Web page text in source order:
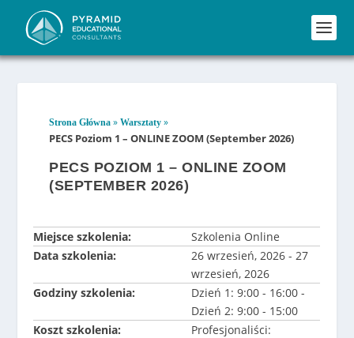
Strona Główna »Warsztaty »
PECS Poziom 1 – ONLINE ZOOM (September 2026)
PECS POZIOM 1 – ONLINE ZOOM
(SEPTEMBER 2026)
Miejsce szkolenia:
Szkolenia Online
Data szkolenia:
26 wrzesień, 2026 - 27
wrzesień, 2026
Godziny szkolenia:
Dzień 1: 9:00 - 16:00 -
Dzień 2: 9:00 - 15:00
Koszt szkolenia:
Profesjonaliści: